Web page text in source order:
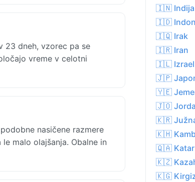
23 dneh, vzorec pa se
vreme v celotni
nasičene razmere
malo olajšanja. Obalne in
🇮🇳 Indija
🇮🇩
🇮🇶 Irak
🇮🇷 Iran
🇮🇱 Izrael
🇯🇵
🇾🇪
🇯🇴
🇰🇷
🇰🇭
🇶🇦 Katar
🇰🇿
🇰🇬